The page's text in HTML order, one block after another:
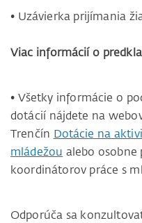
• Uzávierka prijímania
Viac informácií o
• Všetky informácie o
dotácií nájdete na
Trenčín Dotácie na
mládežou alebo
koordinátorov práce s
Odporúča sa